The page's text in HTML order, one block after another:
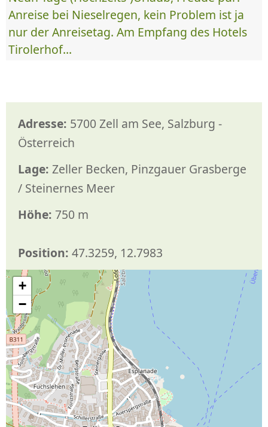
Adresse: 5700 Zell am See, Salzburg -
Österreich
Lage: Zeller Becken, Pinzgauer Grasberge
/ Steinernes Meer
Höhe: 750 m
Position: 47.3259, 12.7983
+
−
Anreise bei Nieselregen, kein Problem ist ja
nur der Anreisetag. Am Empfang des Hotels
Tirolerhof...